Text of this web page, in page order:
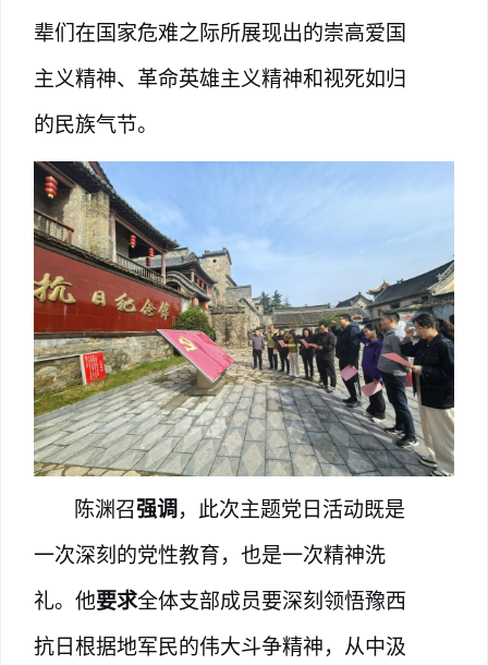
辈们在国家危难之际所展现出的崇高爱国
主义精神、革命英雄主义精神和视死如归
的民族气节。
陈渊召强调 ，此次主题党日活动既是
一次深刻的党性教育，也是一次精神洗
礼。他要求全体支部成员要深刻领悟豫西
抗日根据地军民的伟大斗争精神，从中汲